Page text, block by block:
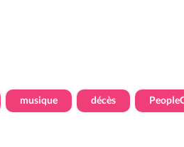
musique décès